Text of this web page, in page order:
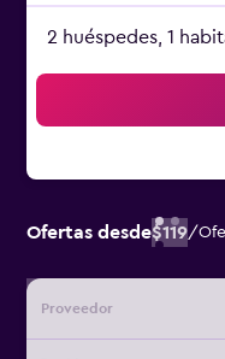
2 huéspedes, 1
Ofertas desde$119/
Proveedor